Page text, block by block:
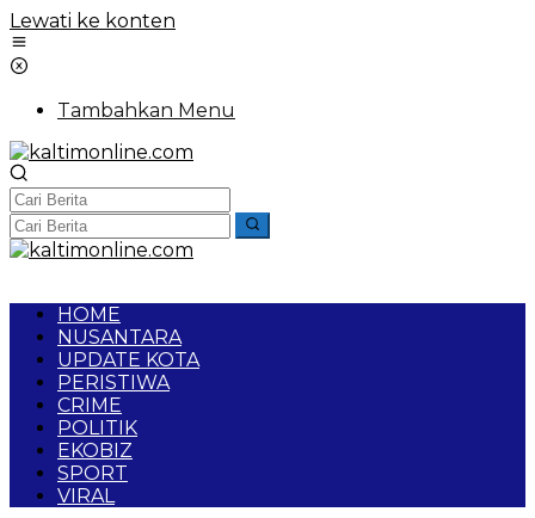
Lewati ke konten
Tambahkan Menu
HOME
NUSANTARA
UPDATE KOTA
PERISTIWA
CRIME
POLITIK
EKOBIZ
SPORT
VIRAL